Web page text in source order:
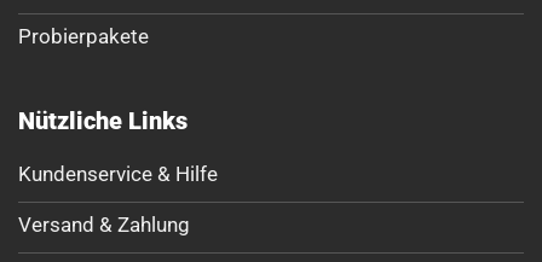
Probierpakete
Nützliche Links
Kundenservice & Hilfe
Versand & Zahlung